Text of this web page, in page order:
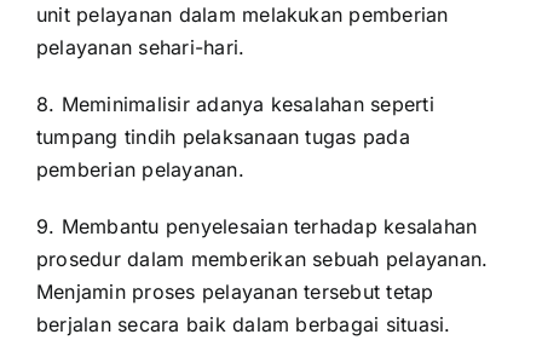
unit pelayanan dalam melakukan pemberian
pelayanan sehari-hari.
8. Meminimalisir adanya kesalahan seperti
tumpang tindih pelaksanaan tugas pada
pemberian pelayanan.
9. Membantu penyelesaian terhadap kesalahan
prosedur dalam memberikan sebuah pelayanan.
Menjamin proses pelayanan tersebut tetap
berjalan secara baik dalam berbagai situasi.